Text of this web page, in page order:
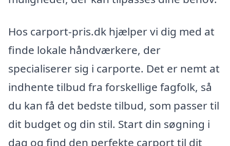
Hos carport-pris.dk hjælper vi dig med at
finde lokale håndværkere, der
specialiserer sig i carporte. Det er nemt at
indhente tilbud fra forskellige fagfolk, så
du kan få det bedste tilbud, som passer til
dit budget og din stil. Start din søgning i
dag og find den perfekte carport til dit